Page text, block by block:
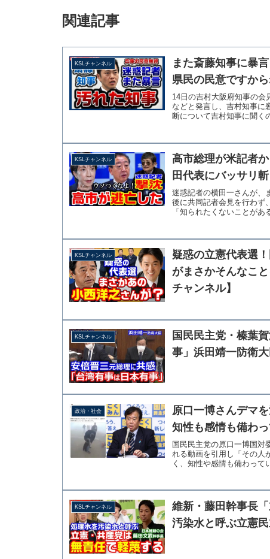
関連記事
KSLチャンネル
また斎藤知事に暴
県民の民意ですか
14日の吉村大阪府知事の会
などと発言し、吉村知事
断について吉村知事に聞く
KSLチャンネル
高市総理が米記者
田代表にバッサリ
迷惑記者の横田一さんが
後に共同記者会見を行わず
「知られたくないことが
KSLチャンネル
疑惑の立憲代表選
がまさかそんなこ
チャンネル】
KSLチャンネル
国民民主党・榛葉
事」浜田靖一防衛
政治・社会
原口一博さんデマ
知性も感情も備わ
国民民主党の原口一博国対
れる動画を引用し「その人
く、知性や感情も備わっ
KSLチャンネル
維新・藤田幹事長
汚染水と呼ぶ立憲